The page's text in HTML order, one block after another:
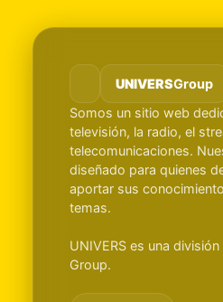
UNIVERSGroup
Somos un sitio web
televisión, la radio, el
telecomunicaciones.
diseñado para quienes
aportar sus
temas.
UNIVERS es una división
Group.